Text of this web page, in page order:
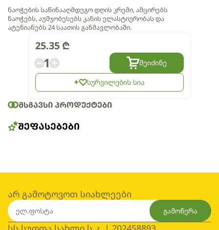
ნაოჭების საწინააღმდეგო დღის კრემი, ამცირებს
ნაოჭებს, აუმჯობესებს კანის ელასტიურობას და
ატენიანებს 24 საათის განმავლობაში.
25.35 ₾
1 შეიძინე
სურვილების სია
ᲛᲡᲒᲐᲕᲡᲘ ᲞᲠᲝᲓᲣᲥᲢᲔᲑᲘ
ᲨᲔᲤᲐᲡᲔᲑᲔᲑᲘ
არ გამოტოვოთ სიახლეები
გამოწერა